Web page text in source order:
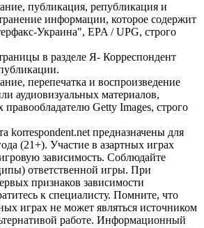
публикация, републикация и
информации, которое содержит
Украина", EPA / UPG, строго
в разделе Я- Корреспондент
перепечатка и воспроизведение
аудиовизуальных материалов,
Getty Images, строго
korrespondent.net предназначены для
(21+). Участие в азартных играх
зависимость. Соблюдайте
ответственной игры. При
признаков зависимости
к специалисту. Помните, что
играх не может являться источником
работе. Информационный